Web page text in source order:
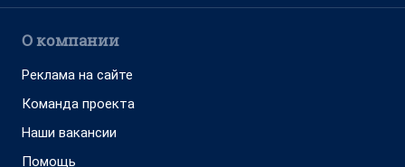
О компании
Реклама на сайте
Команда проекта
Наши вакансии
Помощь